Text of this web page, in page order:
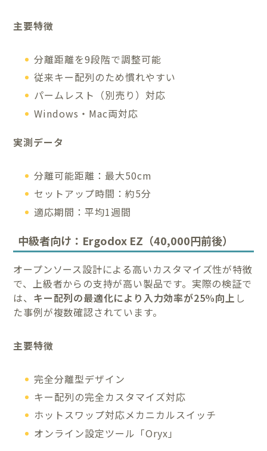
主要特徴
分離距離を9段階で調整可能
従来キー配列のため慣れやすい
パームレスト（別売り）対応
Windows・Mac両対応
実測データ
分離可能距離：最大50cm
セットアップ時間：約5分
適応期間：平均1週間
中級者向け：Ergodox EZ（40,000円前後）
オープンソース設計による高いカスタマイズ性が特徴
で、上級者からの支持が高い製品です。実際の検証で
は、 キー配列の最適化により入力効率が25%向上 し
た事例が複数確認されています。
主要特徴
完全分離型デザイン
キー配列の完全カスタマイズ対応
ホットスワップ対応メカニカルスイッチ
オンライン設定ツール「Oryx」